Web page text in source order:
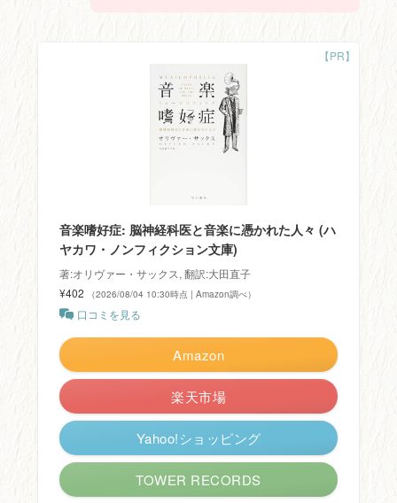
音楽嗜好症: 脳神経科医と音楽に憑かれた人々 (ハ
ヤカワ・ノンフィクション文庫)
著:オリヴァー・サックス, 翻訳:大田直子
¥402
（2026/08/04 10:30時点 | Amazon調べ）
口コミを見る
Amazon
楽天市場
Yahoo!ショッピング
TOWER RECORDS